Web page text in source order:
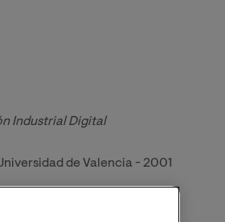
Industrial Digital
de Valencia - 2001